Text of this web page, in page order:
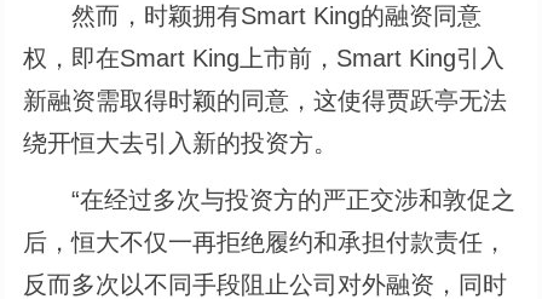
然而，时颖拥有Smart King的融资同意
权，即在Smart King上市前，Smart King引入
新融资需取得时颖的同意，这使得贾跃亭无法
绕开恒大去引入新的投资方。
“在经过多次与投资方的严正交涉和敦促之
后，恒大不仅一再拒绝履约和承担付款责任，
反而多次以不同手段阻止公司对外融资，同时